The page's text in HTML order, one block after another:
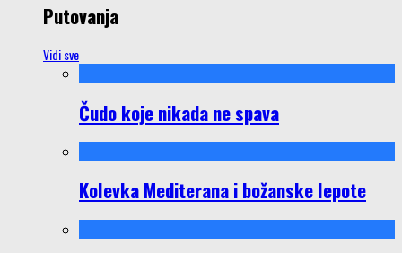
Putovanja
Vidi sve
Čudo koje nikada ne spava
Kolevka Mediterana i božanske lepote